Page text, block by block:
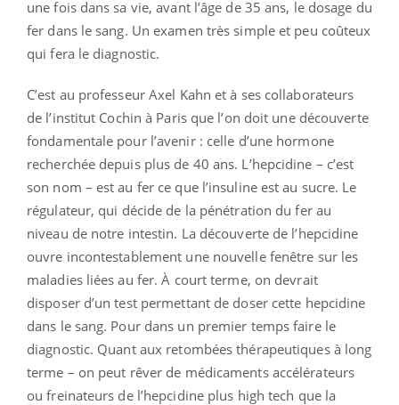
une fois dans sa vie, avant l’âge de 35 ans, le dosage du
fer dans le sang. Un examen très simple et peu coûteux
qui fera le diagnostic.
C’est au professeur Axel Kahn et à ses collaborateurs
de l’institut Cochin à Paris que l’on doit une découverte
fondamentale pour l’avenir : celle d’une hormone
recherchée depuis plus de 40 ans. L’hepcidine – c’est
son nom – est au fer ce que l’insuline est au sucre. Le
régulateur, qui décide de la pénétration du fer au
niveau de notre intestin. La découverte de l’hepcidine
ouvre incontestablement une nouvelle fenêtre sur les
maladies liées au fer. À court terme, on devrait
disposer d’un test permettant de doser cette hepcidine
dans le sang. Pour dans un premier temps faire le
diagnostic. Quant aux retombées thérapeutiques à long
terme – on peut rêver de médicaments accélérateurs
ou freinateurs de l’hepcidine plus high tech que la